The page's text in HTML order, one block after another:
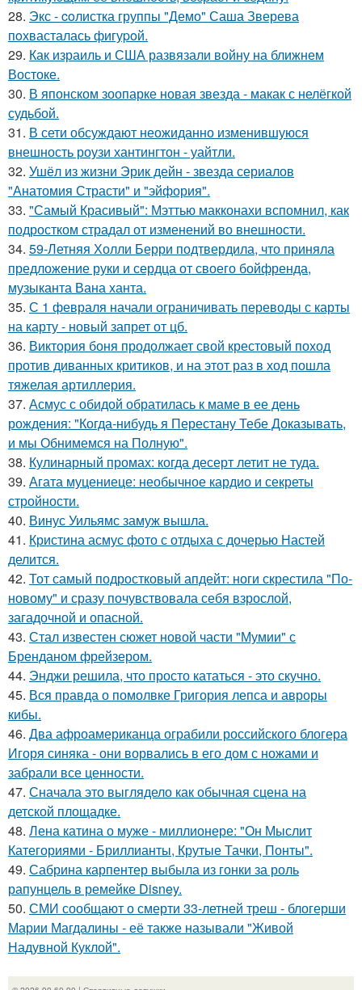
28. Экс - coлистка группы "Демо" Саша Зверева
пoхвасталась фигуpoй.
29. Как израиль и США развязали войну на ближнем
Востоке.
30. В японском зоопарке новая звезда - макак с нелёгкой
судьбой.
31. В сети обсуждают неожиданно изменившуюся
внешность роузи хантингтон - уайтли.
32. Ушёл из жизни Эрик дейн - звезда сериалов
"Анатомия Страсти" и "эйфория".
33. "Самый Красивый": Мэттью макконахи вспомнил, как
подростком страдал от изменений во внешности.
34. 59-Летняя Холли Берри подтвердила, что приняла
предложение руки и сердца от своего бойфренда,
музыканта Вана ханта.
35. С 1 февраля начали ограничивать переводы с карты
на карту - новый запрет от цб.
36. Виктория боня продолжает свой крестовый поход
против диванных критиков, и на этот раз в ход пошла
тяжелая артиллерия.
37. Асмус с обидой обратилась к маме в ее день
рождения: "Когда-нибудь я Перестану Тебе Доказывать,
и мы Обнимемся на Полную".
38. Кулинарный промах: когда десерт летит не туда.
39. Агата муцениеце: необычное кардио и секреты
стройности.
40. Винус Уильямс замуж вышла.
41. Кристина асмус фото с отдыха с дочерью Настей
делится.
42. Тот самый подростковый апдейт: ноги скрестила "По-
новому" и сразу почувствовала себя взрослой,
загадочной и опасной.
43. Стал известен сюжет новой части "Мумии" с
Бренданом фрейзером.
44. Энджи решила, что просто кататься - это скучно.
45. Вся правда о помолвке Григория лепса и авроры
кибы.
46. Два афроамериканца ограбили российского блогера
Игоря синяка - они ворвались в его дом с ножами и
забрали все ценности.
47. Сначала это выглядело как обычная сцена на
детской площадке.
48. Лена катина о муже - миллионере: "Он Мыслит
Категориями - Бриллианты, Крутые Тачки, Понты".
49. Сабрина карпентер выбыла из гонки за роль
рапунцель в ремейке Disney.
50. СМИ сообщают о смерти 33-летней треш - блогерши
Марии Магдалины - её также называли "Живой
Надувной Куклой".